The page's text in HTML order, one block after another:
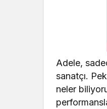
Adele,
sanatçı.
neler